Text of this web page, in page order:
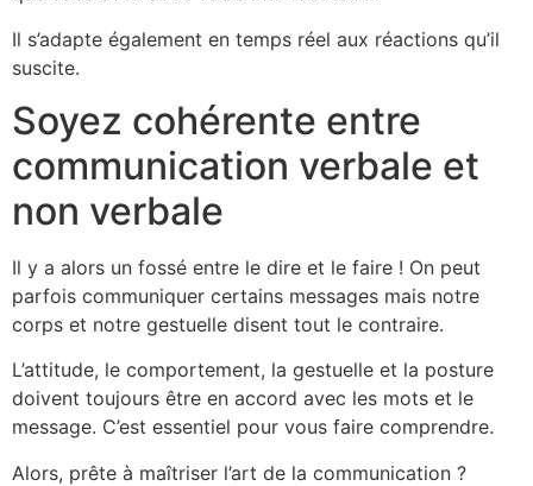
Il s’adapte également en temps réel aux réactions qu’il
suscite.
Soyez cohérente entre
communication verbale et
non verbale
Il y a alors un fossé entre le dire et le faire ! On peut
parfois communiquer certains messages mais notre
corps et notre gestuelle disent tout le contraire.
L’attitude, le comportement, la gestuelle et la posture
doivent toujours être en accord avec les mots et le
message. C’est essentiel pour vous faire comprendre.
Alors, prête à maîtriser l’art de la communication ?